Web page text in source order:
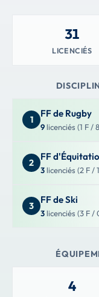
31
LICENCIÉS
1
FF de Rugby
9 licenciés (1 F /
2
FF
3 licenciés (2 F /
3
FF de Ski
3 licenciés (3 F /
4